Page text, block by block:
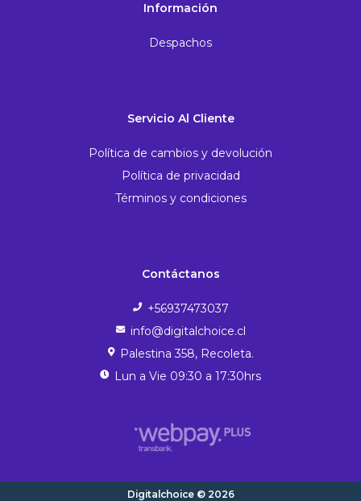
Información
Despachos
Servicio Al Cliente
Política de cambios y devolución
Política de privacidad
Términos y condiciones
Contáctanos
+56937473037
info@digitalchoice.cl
Palestina 358, Recoleta.
Lun a Vie 09:30 a 17:30hrs
Digitalchoice © 2026